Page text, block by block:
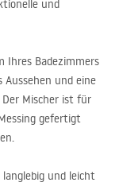
und
Ihres Badezimmers
und eine
Mischer ist für
gefertigt
und leicht